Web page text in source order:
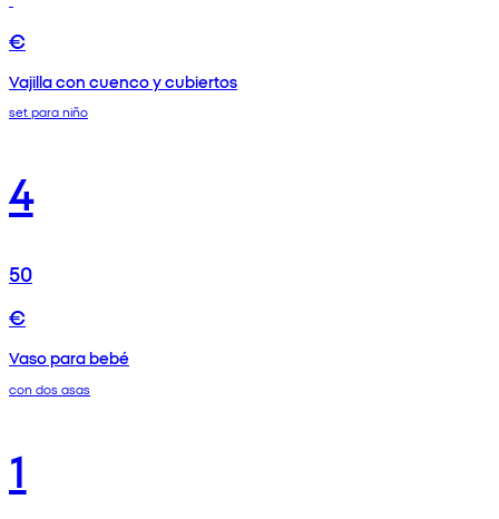
€
Vajilla con cuenco y cubiertos
set para niño
4
50
€
Vaso para bebé
con dos asas
1